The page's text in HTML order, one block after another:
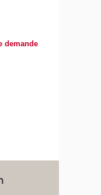
demande